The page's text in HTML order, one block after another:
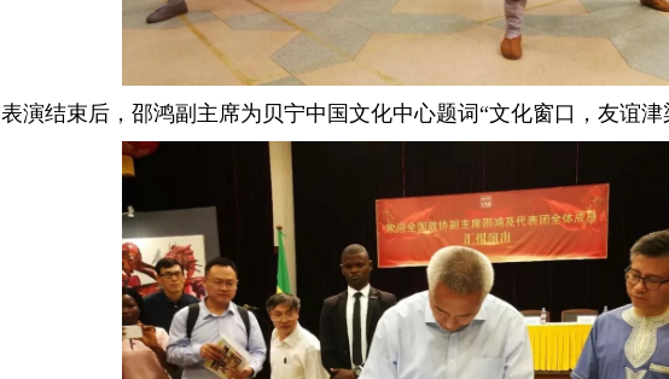
表演结束后，邵鸿副主席为贝宁中国文化中心题词“文化窗口，友谊津